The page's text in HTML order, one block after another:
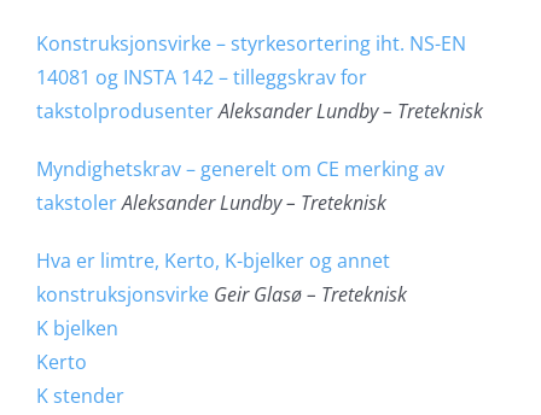
Konstruksjonsvirke – styrkesortering iht. NS-EN
14081 og INSTA 142 – tilleggskrav for
takstolprodusenterAleksander Lundby – Treteknisk
Myndighetskrav – generelt om CE merking av
takstolerAleksander Lundby – Treteknisk
Hva er limtre, Kerto, K-bjelker og annet
konstruksjonsvirke Geir Glasø – Treteknisk
K bjelken
Kerto
K stender